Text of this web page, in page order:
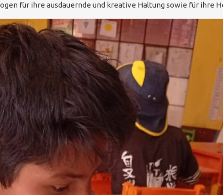
für ihre ausdauernde und kreative Haltung sowie für ihre